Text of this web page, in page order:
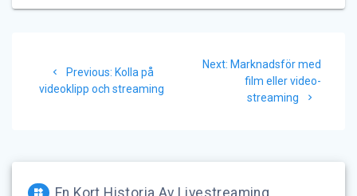
Previous: Previous
post:
Kolla på
videoklipp och streaming
Next: Next
post:
Marknadsför med
film eller video-
streaming
En Kort Historia Av Livestreaming